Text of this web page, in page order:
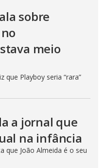
sobre
meio
que Playboy seria “rara”
a jornal que
na infância
que João Almeida é o seu